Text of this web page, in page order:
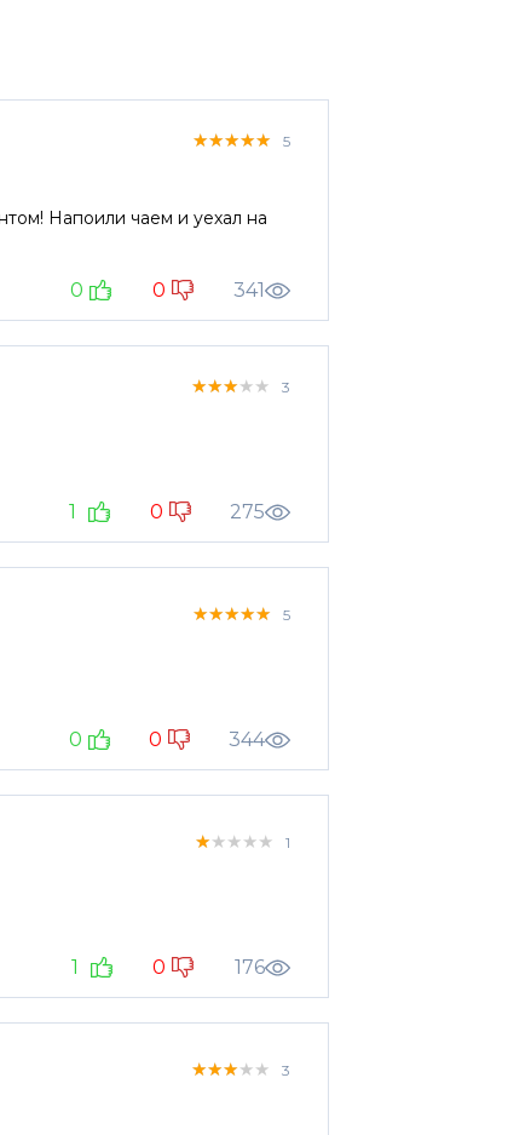
★★★★★
★★★★★
★★★★★ 5
Напоили чаем и уехал на
0 0 341
★★★★★
★★★★★
★★★★★ 3
1 0 275
★★★★★
★★★★★
★★★★★ 5
0 0 344
★★★★★
★★★★★
★★★★★ 1
1 0 176
★★★★★
★★★★★
★★★★★ 3